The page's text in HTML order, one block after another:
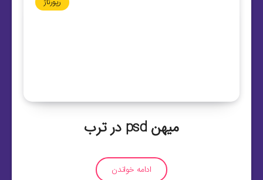
میهن psd در ترب
ادامه خواندن